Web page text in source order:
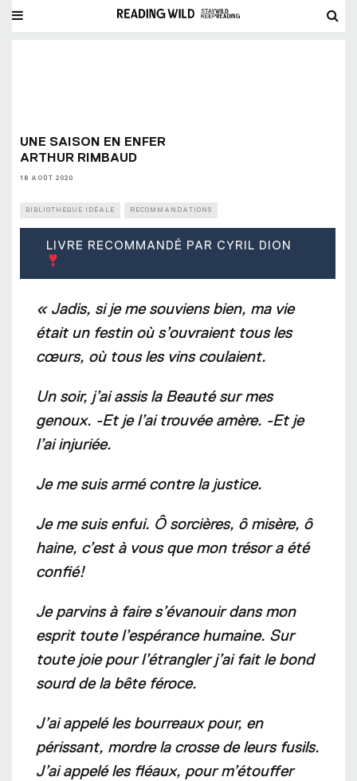
UNE SAISON EN ENFER
ARTHUR RIMBAUD
18 AOÛT 2020
BIBLIOTHEQUE IDÉALE RECOMMANDATIONS
LIVRE RECOMMANDÉ PAR CYRIL DION
« Jadis, si je me souviens bien, ma vie
était un festin où s’ouvraient tous les
cœurs, où tous les vins coulaient.
Un soir, j’ai assis la Beauté sur mes
genoux. -Et je l’ai trouvée amère. -Et je
l’ai injuriée.
Je me suis armé contre la justice.
Je me suis enfui. Ô sorcières, ô misère, ô
haine, c’est à vous que mon trésor a été
confié!
Je parvins à faire s’évanouir dans mon
esprit toute l’espérance humaine. Sur
toute joie pour l’étrangler j’ai fait le bond
sourd de la bête féroce.
J’ai appelé les bourreaux pour, en
périssant, mordre la crosse de leurs fusils.
J’ai appelé les fléaux, pour m’étouffer